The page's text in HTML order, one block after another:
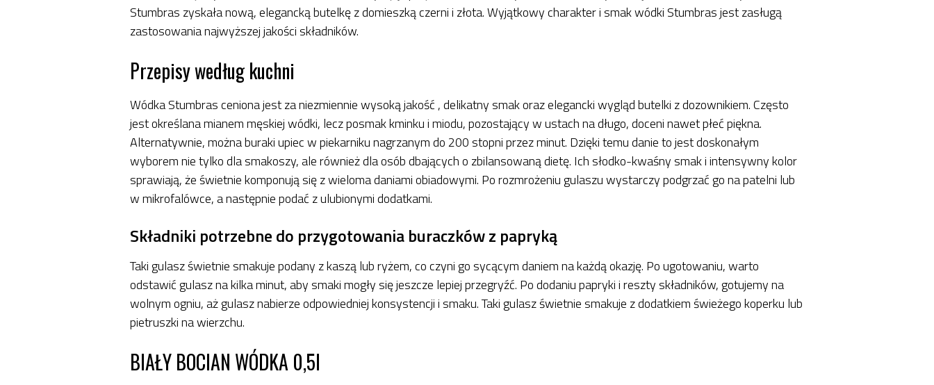
Stumbras zyskała nową, elegancką butelkę z domieszką czerni i złota. Wyjątkowy charakter i smak wódki Stumbras jest zasługą
zastosowania najwyższej jakości składników.
Przepisy według kuchni
Wódka Stumbras ceniona jest za niezmiennie wysoką jakość , delikatny smak oraz elegancki wygląd butelki z dozownikiem. Często
jest określana mianem męskiej wódki, lecz posmak kminku i miodu, pozostający w ustach na długo, doceni nawet płeć piękna.
Alternatywnie, można buraki upiec w piekarniku nagrzanym do 200 stopni przez minut. Dzięki temu danie to jest doskonałym
wyborem nie tylko dla smakoszy, ale również dla osób dbających o zbilansowaną dietę. Ich słodko-kwaśny smak i intensywny kolor
sprawiają, że świetnie komponują się z wieloma daniami obiadowymi. Po rozmrożeniu gulaszu wystarczy podgrzać go na patelni lub
w mikrofalówce, a następnie podać z ulubionymi dodatkami.
Składniki potrzebne do przygotowania buraczków z papryką
Taki gulasz świetnie smakuje podany z kaszą lub ryżem, co czyni go sycącym daniem na każdą okazję. Po ugotowaniu, warto
odstawić gulasz na kilka minut, aby smaki mogły się jeszcze lepiej przegryźć. Po dodaniu papryki i reszty składników, gotujemy na
wolnym ogniu, aż gulasz nabierze odpowiedniej konsystencji i smaku. Taki gulasz świetnie smakuje z dodatkiem świeżego koperku lub
pietruszki na wierzchu.
BIAŁY BOCIAN WÓDKA 0,5l